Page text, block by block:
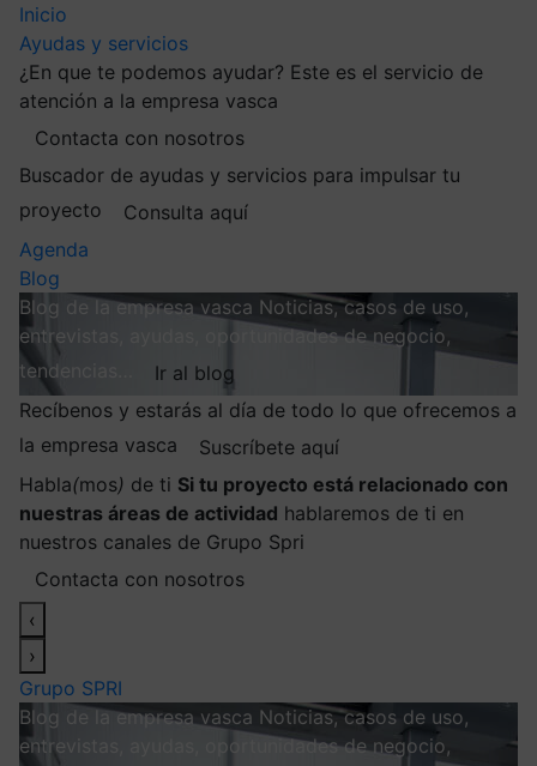
Inicio
Ayudas y servicios
¿En que te podemos ayudar? Este es el servicio de
atención a la empresa vasca
Contacta con nosotros
Buscador de ayudas y servicios para impulsar tu
proyecto
Consulta aquí
Agenda
Blog
Blog de la empresa vasca Noticias, casos de uso,
entrevistas, ayudas, oportunidades de negocio,
tendencias…
Ir al blog
Recíbenos y estarás al día de todo lo que ofrecemos a
la empresa vasca
Suscríbete aquí
Habla(mos) de ti Si tu proyecto está relacionado con
nuestras áreas de actividad hablaremos de ti en
nuestros canales de Grupo Spri
Contacta con nosotros
‹
›
Grupo SPRI
Blog de la empresa vasca Noticias, casos de uso,
entrevistas, ayudas, oportunidades de negocio,